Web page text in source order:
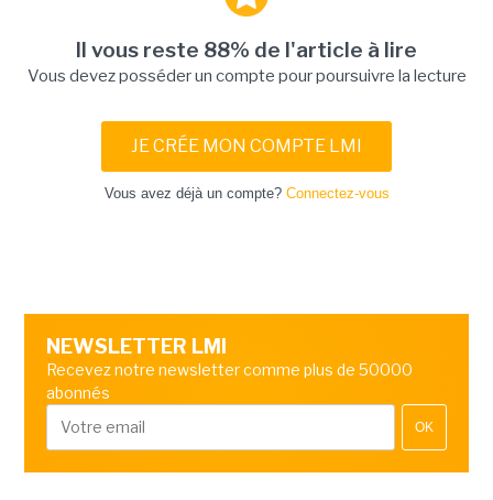
Il vous reste 88% de l'article à lire
Vous devez posséder un compte pour poursuivre la lecture
JE CRÉE MON COMPTE LMI
Vous avez déjà un compte? Connectez-vous
NEWSLETTER LMI
Recevez notre newsletter comme plus de 50000
abonnés
OK